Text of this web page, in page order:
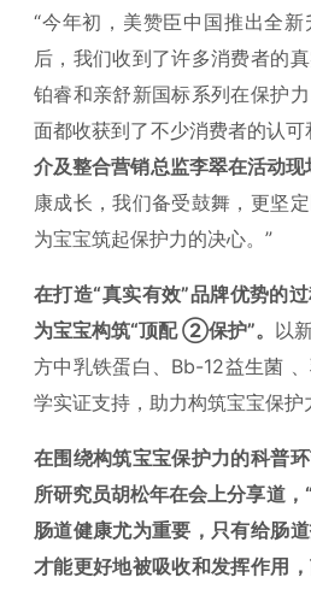
“今年初，美赞臣中国推出全
后，我们收到了许多消费者的
铂睿和亲舒新国标系列在保护
面都收获到了不少消费者的认可
介及整合营销总监李翠在活动现
康成长，我们备受鼓舞，更坚
为宝宝筑起保护力的决心。”
在打造“真实有效”品牌优势的
为宝宝构筑“顶配 ②保护”。 以
方中乳铁蛋白、Bb-12益生菌
学实证支持，助力构筑宝宝保护
在围绕构筑宝宝保护力的科普环
所研究员胡松年在会上分享道，
肠道健康尤为重要，只有给肠
才能更好地被吸收和发挥作用